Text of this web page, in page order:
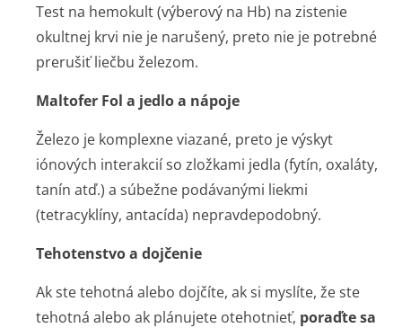
Test na hemokult (výberový na Hb) na zistenie
okultnej krvi nie je narušený, preto nie je potrebné
prerušiť liečbu železom.
Maltofer Fol a jedlo a nápoje
Železo je komplexne viazané, preto je výskyt
iónových interakcií so zložkami jedla (fytín, oxaláty,
tanín atď.) a súbežne podávanými liekmi
(tetracyklíny, antacída) nepravdepodobný.
Tehotenstvo a dojčenie
Ak ste tehotná alebo dojčíte, ak si myslíte, že ste
tehotná alebo ak plánujete otehotnieť, poraďte sa